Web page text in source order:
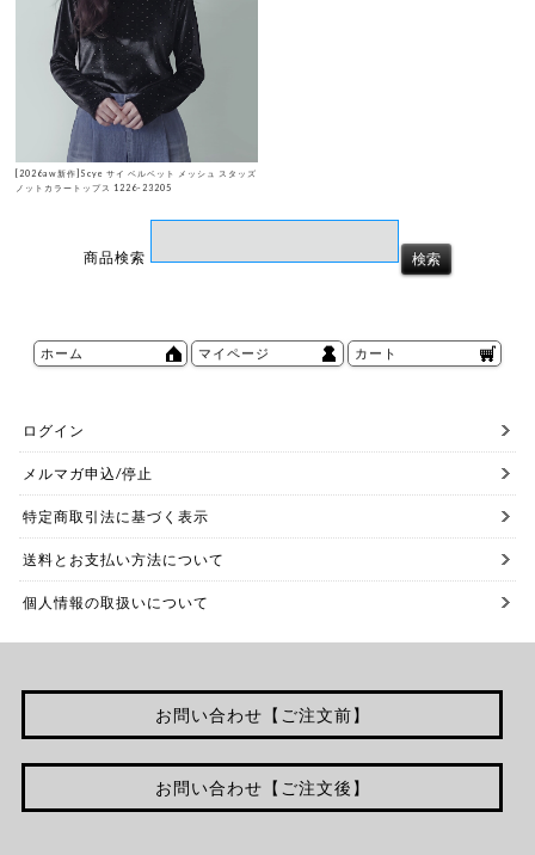
[2026aw新作]Scye サイ ベルベット メッシュ スタッズ
ノットカラートップス 1226-23205
商品検索
ホーム マイページ カート
ログイン
メルマガ申込/停止
特定商取引法に基づく表示
送料とお支払い方法について
個人情報の取扱いについて
お問い合わせ【ご注文前】
お問い合わせ【ご注文後】